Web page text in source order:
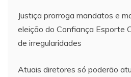
Justiça prorroga mandatos e
eleição do Confiança Esporte
de irregularidades
Atuais diretores só poderão